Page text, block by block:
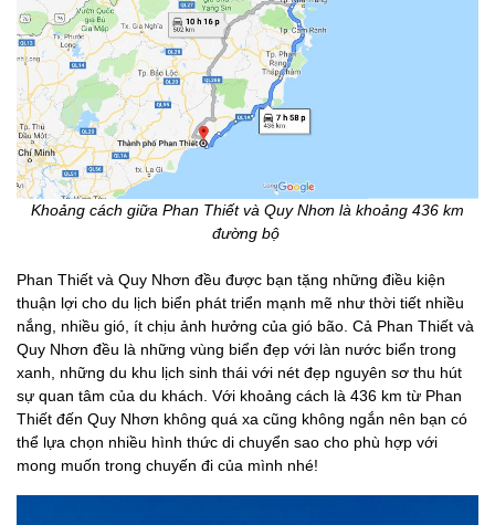
Khoảng cách giữa Phan Thiết và Quy Nhơn là khoảng 436 km
đường bộ
Phan Thiết và Quy Nhơn đều được bạn tặng những điều kiện
thuận lợi cho du lịch biển phát triển mạnh mẽ như thời tiết nhiều
nắng, nhiều gió, ít chịu ảnh hưởng của gió bão. Cả Phan Thiết và
Quy Nhơn đều là những vùng biển đẹp với làn nước biển trong
xanh, những du khu lịch sinh thái với nét đẹp nguyên sơ thu hút
sự quan tâm của du khách. Với khoảng cách là 436 km từ Phan
Thiết đến Quy Nhơn không quá xa cũng không ngắn nên bạn có
thể lựa chọn nhiều hình thức di chuyển sao cho phù hợp với
mong muốn trong chuyến đi của mình nhé!